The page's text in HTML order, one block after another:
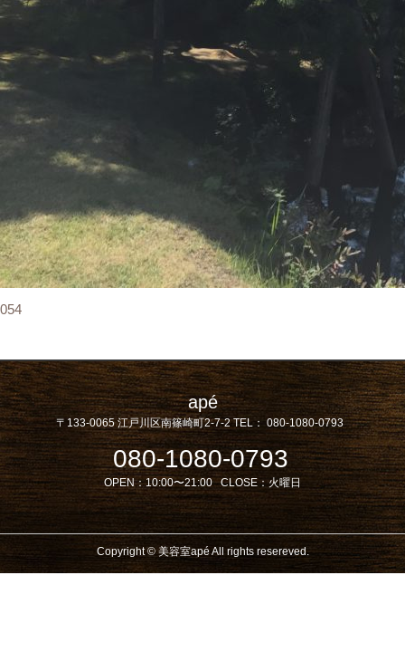
054
apé
〒133-0065 江戸川区南篠崎町2-7-2 TEL： 080-1080-0793
080-1080-0793
OPEN：10:00〜21:00 CLOSE： 火曜日
Copyright © 美容室apé All rights resereved.Powered by DJCOM Inc.